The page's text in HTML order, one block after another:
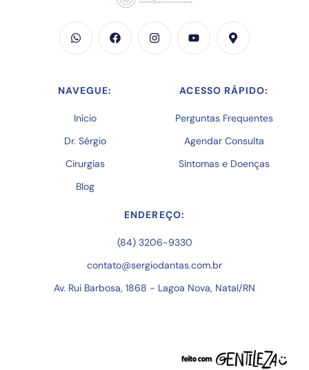
NAVEGUE:
Início
Dr. Sérgio
Cirurgias
Blog
ACESSO RÁPIDO:
Perguntas Frequentes
Agendar Consulta
Sintomas e Doenças
ENDEREÇO:
(84) 3206-9330
contato@sergiodantas.com.br
Av. Rui Barbosa, 1868 - Lagoa Nova, Natal/RN